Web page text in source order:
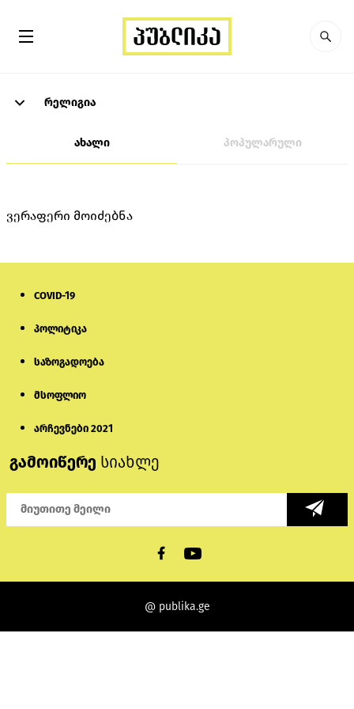
რელიგია
ახალი პოპულარული
ვერაფერი მოიძებნა
COVID-19
პოლიტიკა
საზოგადოება
მსოფლიო
არჩევნები 2021
გამოიწერე სიახლე
@ publika.ge